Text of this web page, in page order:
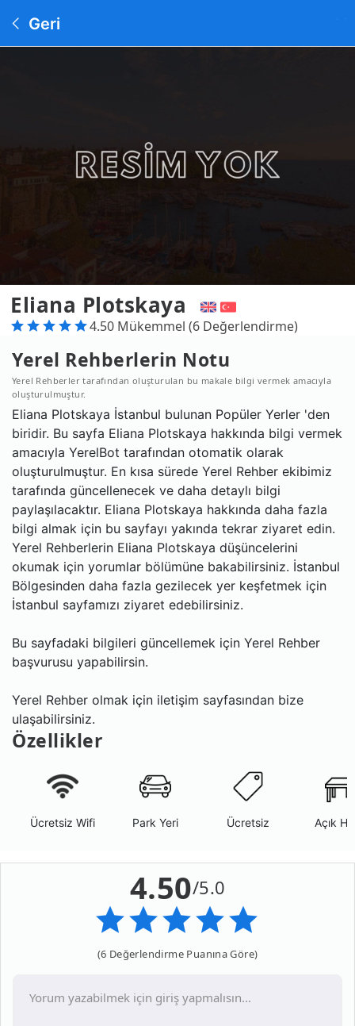
Geri
Eliana Plotskaya
4.50 Mükemmel (6 Değerlendirme)
Yerel Rehberlerin Notu
Yerel Rehberler tarafından oluşturulan bu makale bilgi vermek amacıyla
oluşturulmuştur.
Eliana Plotskaya İstanbul bulunan Popüler Yerler 'den
biridir. Bu sayfa Eliana Plotskaya hakkında bilgi vermek
amacıyla YerelBot tarafından otomatik olarak
oluşturulmuştur. En kısa sürede Yerel Rehber ekibimiz
tarafında güncellenecek ve daha detaylı bilgi
paylaşılacaktır. Eliana Plotskaya hakkında daha fazla
bilgi almak için bu sayfayı yakında tekrar ziyaret edin.
Yerel Rehberlerin Eliana Plotskaya düşüncelerini
okumak için yorumlar bölümüne bakabilirsiniz. İstanbul
Bölgesinden daha fazla gezilecek yer keşfetmek için
İstanbul sayfamızı ziyaret edebilirsiniz.
Bu sayfadaki bilgileri güncellemek için Yerel Rehber
başvurusu yapabilirsin.
Yerel Rehber olmak için iletişim sayfasından bize
ulaşabilirsiniz.
Özellikler
Ücretsiz Wifi Park Yeri Ücretsiz Açık
4.50/5.0
(6 Değerlendirme Puanına Göre)